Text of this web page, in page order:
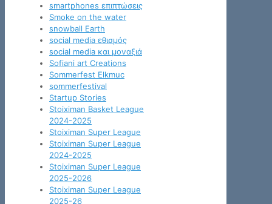
smartphones επιπτώσεις
Smoke on the water
snowball Earth
social media εθισμός
social media και μοναξιά
Sofiani art Creations
Sommerfest Elkmuc
sommerfestival
Startup Stories
Stoiximan Basket League
2024-2025
Stoiximan Super League
Stoiximan Super League
2024-2025
Stoiximan Super League
2025-2026
Stoiximan Super League
2025-26